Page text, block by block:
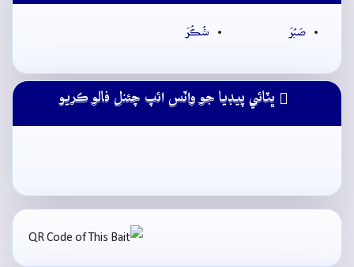
صَبُرَ شُڪُرَ
ڀٽائي پيڊيا جو واٽس ائپ چئنل فالو ڪريو